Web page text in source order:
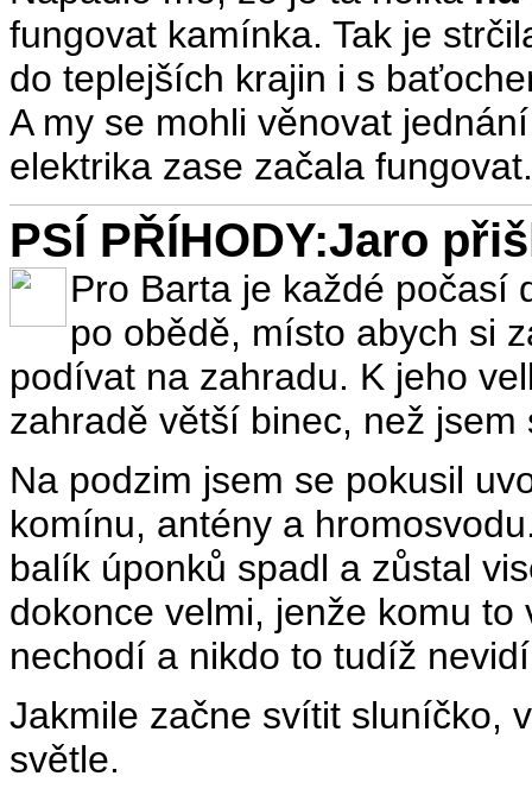
fungovat kamínka. Tak je
do teplejších krajin i s
A my se mohli věnovat
elektrika zase začala fungovat.
PSÍ PŘÍHODY:Jaro
Pro Barta je každé počasí
po obědě, místo abych si
podívat na zahradu. K jeho
zahradě větší binec, než
Na podzim jsem se pokusil
komínu, antény a
balík úponků spadl a zůstal
dokonce velmi, jenže komu
nechodí a nikdo to tudíž
Jakmile začne svítit sluníčko,
světle.